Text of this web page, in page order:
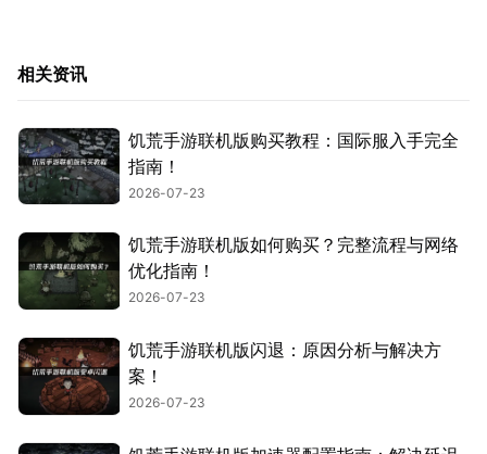
相关资讯
饥荒手游联机版购买教程：国际服入手完全
指南！
2026-07-23
饥荒手游联机版如何购买？完整流程与网络
优化指南！
2026-07-23
饥荒手游联机版闪退：原因分析与解决方
案！
2026-07-23